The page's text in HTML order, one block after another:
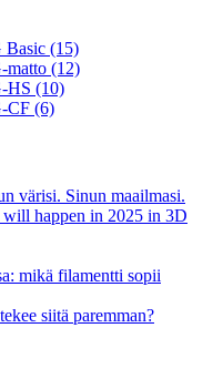
Basic (15)
matto (12)
HS (10)
CF (6)
värisi. Sinun maailmasi.
happen in 2025 in 3D
mikä filamentti sopii
siitä paremman?